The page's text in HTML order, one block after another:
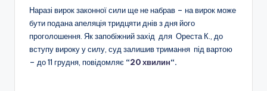
Наразі вирок законної сили ще не набрав – на вирок може
бути подана апеляція тридцяти днів з дня його
проголошення. Як запобіжний захід для Ореста К., до
вступу вироку у силу, суд залишив тримання під вартою
– до 11 грудня, повідомляє “20 хвилин“.